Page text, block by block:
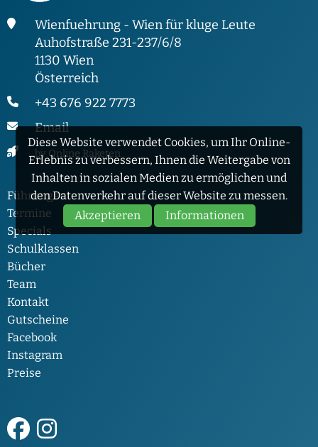
Diese Website verwendet Cookies, um Ihr Online-
Erlebnis zu verbessern, Ihnen die Weitergabe von
Inhalten in sozialen Medien zu ermöglichen und
den Datenverkehr auf dieser Website zu messen.
Akzeptieren
Informationen
Wienfuehrung - Wien für kluge Leute
Auhofstraße 231-237/6/8
1130 Wien
Österreich
+43 676 922 7773
Email
by Online Raketen
Führungen
Termine
Specials
Schulklassen
Bücher
Team
Kontakt
Gutscheine
Facebook
Instagram
Preise